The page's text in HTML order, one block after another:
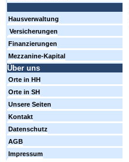
Hausverwaltung
Versicherungen
Finanzierungen
Mezzanine-Kapital
Über uns
Orte in HH
Orte in SH
Unsere Seiten
Kontakt
Datenschutz
AGB
Impressum